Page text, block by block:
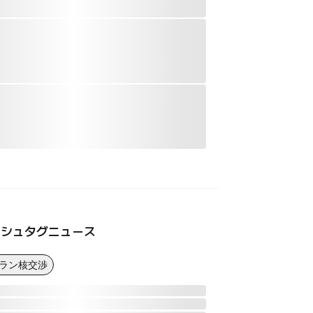
ュタグニュース
ン核交渉